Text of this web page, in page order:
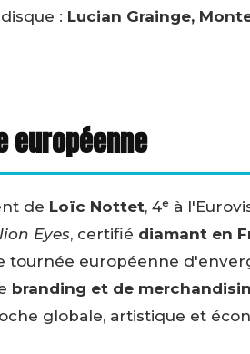
: Lucian Grainge,
européenne
de Loïc Nottet, 4ᵉ à
Eyes, certifié diamant en
tournée européenne
branding et de
globale, artistique et